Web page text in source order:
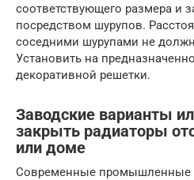
соответствующего размера и
посредством шурупов.
соседними шурупами не
Установить на
декоративной решетки.
Заводские варианты
закрыть радиаторы
или доме
Современные промышленные